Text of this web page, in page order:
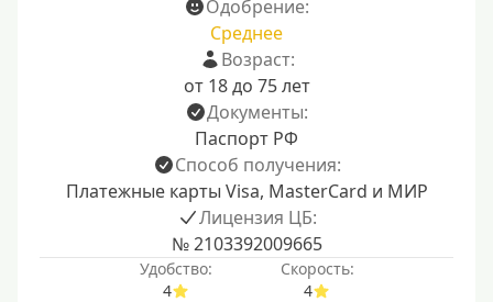
Одобрение:
Среднее
Возраст:
от 18 до 75 лет
Документы:
Паспорт РФ
Способ получения:
Платежные карты Visa, MasterCard и МИР
Лицензия ЦБ:
№ 2103392009665
Удобство:
4
Скорость:
4